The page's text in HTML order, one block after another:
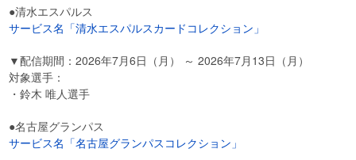
●清水エスパルス
サービス名「清水エスパルスカードコレクション」
▼配信期間：2026年7月6日（月） ～ 2026年7月13日（月）
対象選手：
・鈴木 唯人選手
●名古屋グランパス
サービス名「名古屋グランパスコレクション」